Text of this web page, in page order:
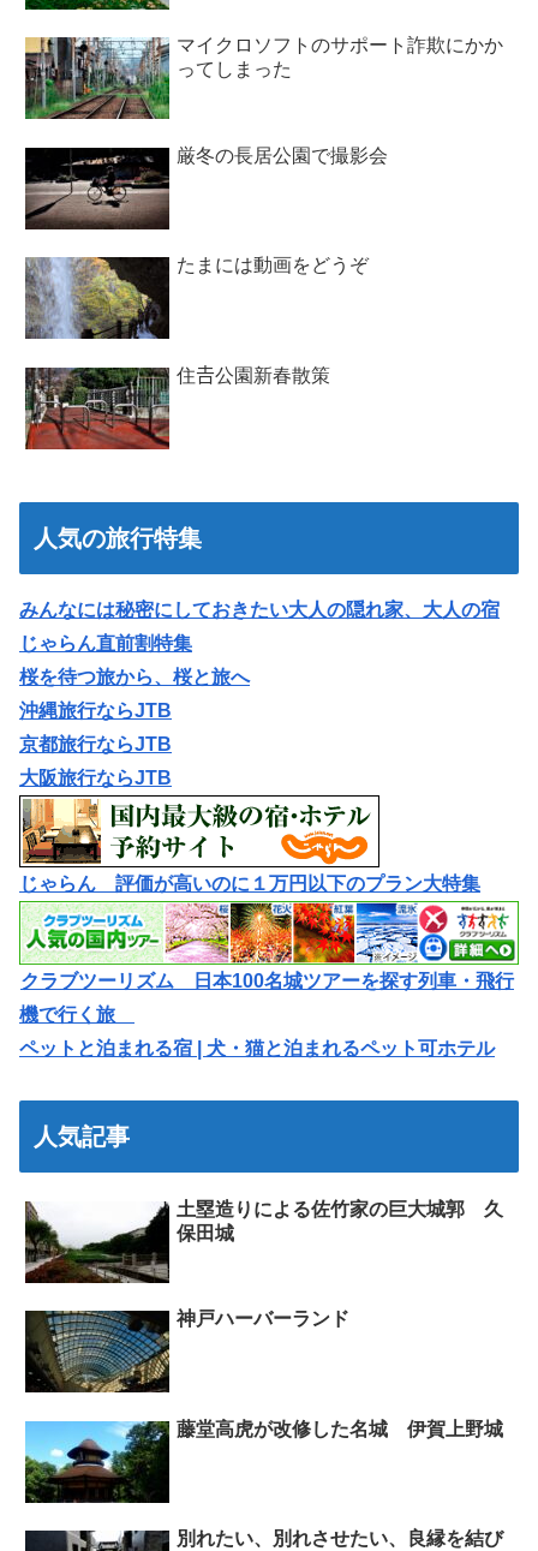
マイクロソフトのサポート詐欺にかか
ってしまった
厳冬の長居公園で撮影会
たまには動画をどうぞ
住𠮷公園新春散策
人気の旅行特集
みんなには秘密にしておきたい大人の隠れ家、大人の宿
じゃらん直前割特集
桜を待つ旅から、桜と旅へ
沖縄旅行ならJTB
京都旅行ならJTB
大阪旅行ならJTB
じゃらん 評価が高いのに１万円以下のプラン大特集
クラブツーリズム 日本100名城ツアーを探す列車・飛行
機で行く旅
ペットと泊まれる宿 | 犬・猫と泊まれるペット可ホテル
人気記事
土塁造りによる佐竹家の巨大城郭 久
保田城
神戸ハーバーランド
藤堂高虎が改修した名城 伊賀上野城
別れたい、別れさせたい、良縁を結び